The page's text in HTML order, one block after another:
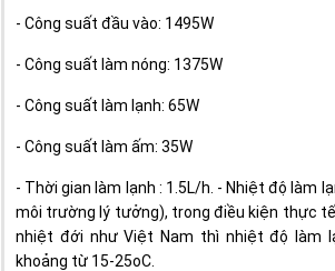
- Công suất đầu vào: 1495W
- Công suất làm nóng: 1375W
- Công suất làm lạnh: 65W
- Công suất làm ấm: 35W
- Thời gian làm lạnh : 1.5L/h. - Nhiệt độ làm
môi trường lý tưởng), trong điều kiện thực
nhiệt đới như Việt Nam thì nhiệt độ làm
khoảng từ 15-25oC.